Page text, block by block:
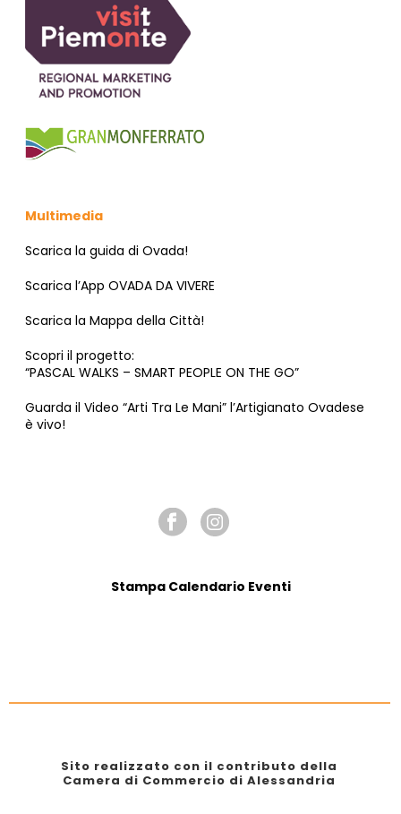
Multimedia
Scarica la guida di Ovada!
Scarica l’App OVADA DA VIVERE
Scarica la Mappa della Città!
Scopri il progetto:
“PASCAL WALKS – SMART PEOPLE ON THE GO”
Guarda il Video “Arti Tra Le Mani” l’Artigianato Ovadese
è vivo!
Stampa Calendario Eventi
Sito realizzato con il contributo della
Camera di Commercio di Alessandria